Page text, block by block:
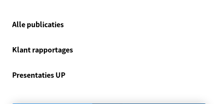
Alle publicaties
Klant rapportages
Presentaties UP